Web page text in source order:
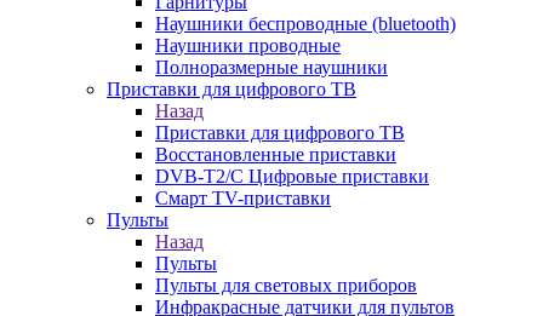
Наушники беспроводные (bluetooth)
Наушники проводные
Полноразмерные наушники
Приставки для цифрового ТВ
Назад
Приставки для цифрового ТВ
Восстановленные приставки
DVB-T2/C Цифровые приставки
Смарт ТV-приставки
Пульты
Назад
Пульты
Пульты для световых приборов
Инфракрасные датчики для пультов